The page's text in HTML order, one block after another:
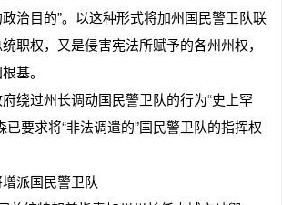
治目的”。以这种形式将加州国民警卫队联
职权，又是侵害宪法所赋予的各州州权，
基。
绕过州长调动国民警卫队的行为“史上罕
已要求将“非法调遣的”国民警卫队的指挥权
派国民警卫队